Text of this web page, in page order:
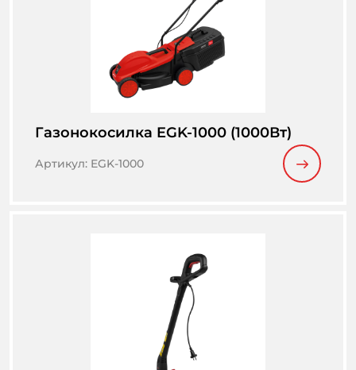
Газонокосилка EGK-1000 (1000Вт)
Артикул: EGK-1000